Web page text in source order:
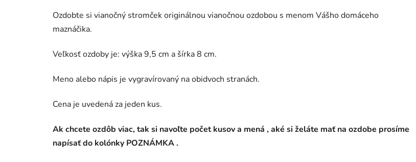
Ozdobte si vianočný stromček originálnou vianočnou ozdobou s menom Vášho domáceho
maznáčika.
Veľkosť ozdoby je: výška 9,5 cm a šírka 8 cm.
Meno alebo nápis je vygravírovaný na obidvoch stranách.
Cena je uvedená za jeden kus.
Ak chcete ozdôb viac, tak si navoľte počet kusov a mená , aké si želáte mať na ozdobe prosíme
napísať do kolónky POZNÁMKA .